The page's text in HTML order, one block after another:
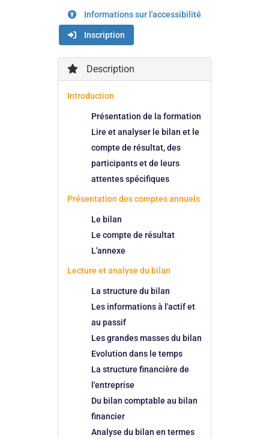
Informations sur l'accessibilité
Inscription
Description
Introduction
Présentation de la formation
Lire et analyser le bilan et le
compte de résultat, des
participants et de leurs
attentes spécifiques
Présentation des comptes annuels
Le bilan
Le compte de résultat
L'annexe
Lecture et analyse du bilan
La structure du bilan
Les informations à l'actif et
au passif
Les grandes masses du bilan
Evolution dans le temps
La structure financière de
l'entreprise
Du bilan comptable au bilan
financier
Analyse du bilan en termes